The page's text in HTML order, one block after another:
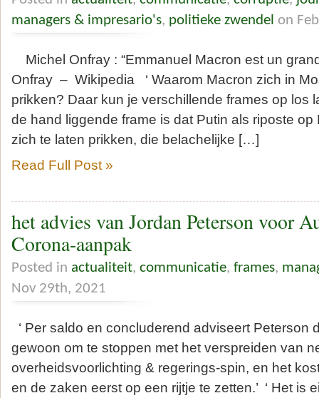
managers & impresario's, politieke zwendel on
Michel Onfray : “Emmanuel Macron est un
Onfray – Wikipedia ‘ Waarom Macron zich in
prikken? Daar kun je verschillende frames op los
de hand liggende frame is dat Putin als riposte op
zich te laten prikken, die belachelijke […]
Read Full Post »
het advies van Jordan Peterson voor
Corona-aanpak
Posted in actualiteit, communicatie, frames,
Nov 29th, 2021
‘ Per saldo en concluderend adviseert Peterson
gewoon om te stoppen met het verspreiden van
overheidsvoorlichting & regerings-spin, en het
en de zaken eerst op een rijtje te zetten.’ ‘ Het is